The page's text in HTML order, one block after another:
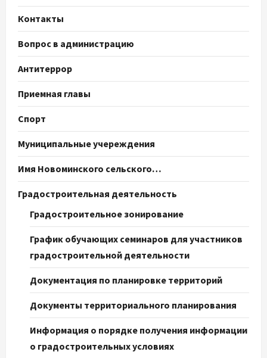
Контакты
Вопрос в администрацию
Антитеррор
Приемная главы
Спорт
Муниципальные учереждения
Имя Новоминского сельского…
Градостроительная деятельность
Градостроительное зонирование
График обучающих семинаров для участников
градостроительной деятельности
Документация по планировке территорий
Документы территориального планирования
Информация о порядке получения информации
о градостроительных условиях